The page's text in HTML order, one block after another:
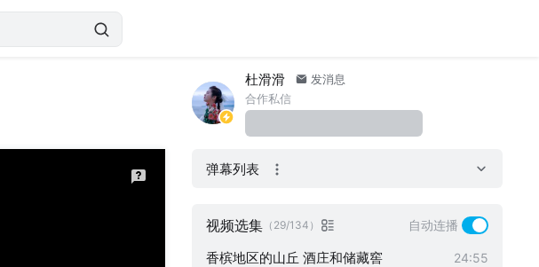
杜滑滑
发消息
合作私信
弹幕列表
视频选集 （29/134） 自动连播
圣马力诺历史地区和蒂塔诺山
锡霍特山脉中部
伊丽莎白皇后与两座首都 24:55
萨兰莱班和阿尔克-塞南的盐场 24:55
香槟地区的山丘 酒庄和储藏窖 24:55